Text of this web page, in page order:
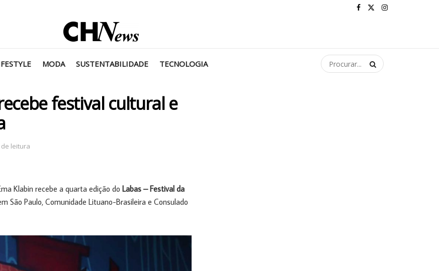
MODA SUSTENTABILIDADE TECNOLOGIA
festival cultural e
leitura
Klabin recebe a quarta edição do Labas – Festival da
São Paulo, Comunidade Lituano-Brasileira e Consulado